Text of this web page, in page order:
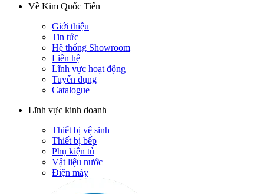
Về Kim Quốc Tiến
Giới thiệu
Tin tức
Hệ thống Showroom
Liên hệ
Lĩnh vực hoạt động
Tuyển dụng
Catalogue
Lĩnh vực kinh doanh
Thiết bị vệ sinh
Thiết bị bếp
Phụ kiện tủ
Vật liệu nước
Điện máy